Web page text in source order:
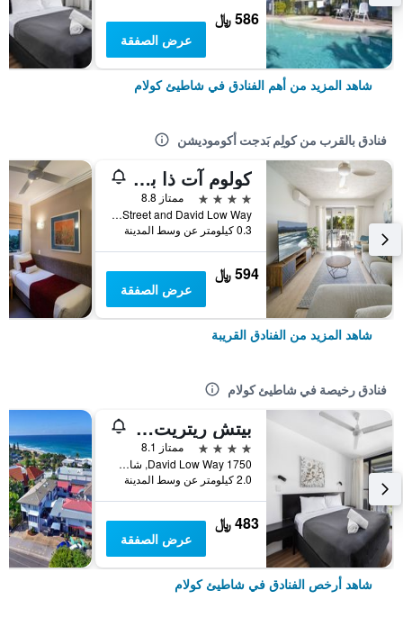
586 ﷼
عرض الصفقة
شاهد المزيد من أهم الفنادق في شاطيئ كولام
فنادق بالقرب من كولِم بَدجت أكوموديشن
كولوم آت ذا بيتش
4 نجوم
ممتاز 8.8
Cnr Margaret Street and David Low Way, شاطيئ كولام, QLD, أستراليا
0.3 كيلومتر عن وسط المدينة
594 ﷼
عرض الصفقة
شاهد المزيد من الفنادق القريبة
فنادق رخيصة في شاطيئ كولام
بيتش ريتريت كوولوم
4 نجوم
ممتاز 8.1
1750 David Low Way, شاطيئ كولام, QLD, أستراليا
2.0 كيلومتر عن وسط المدينة
483 ﷼
عرض الصفقة
شاهد أرخص الفنادق في شاطيئ كولام